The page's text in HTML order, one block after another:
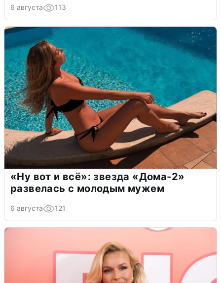
6 августа 113
«Ну вот и всё»: звезда «Дома-2»
развелась с молодым мужем
6 августа 121